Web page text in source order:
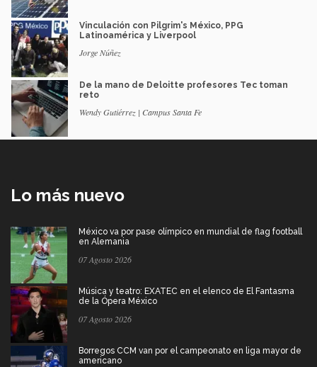
Vinculación con Pilgrim's México, PPG
Latinoamérica y Liverpool
Jorge Núñez
De la mano de Deloitte profesores Tec toman
reto
Wendy Gutiérrez | Campus Santa Fe
Lo más nuevo
México va por pase olímpico en mundial de flag football
en Alemania
07 Agosto 2026
Música y teatro: EXATEC en el elenco de El Fantasma
de la Ópera México
07 Agosto 2026
Borregos CCM van por el campeonato en liga mayor de
americano